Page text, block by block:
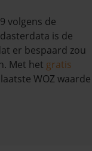
volgens de
is de
er bespaard zou
Met het gratis
WOZ waarde